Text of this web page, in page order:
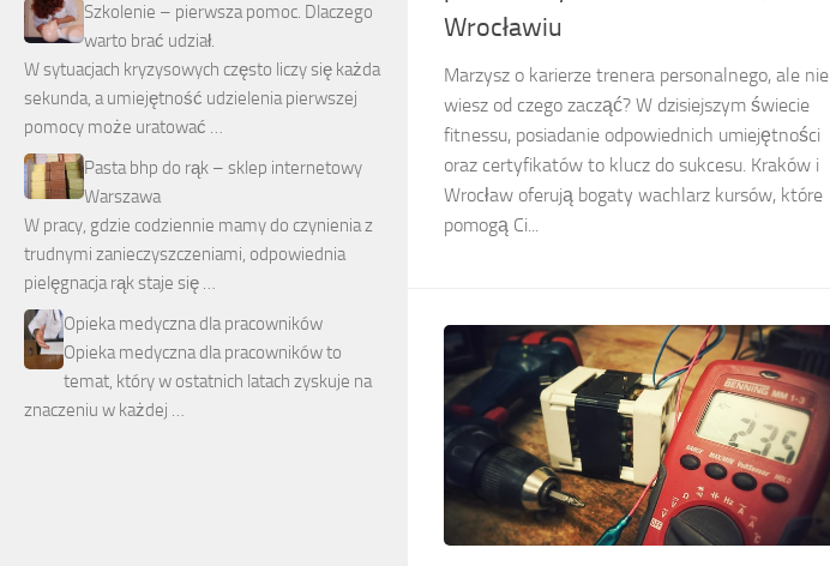
Wrocławiu
Marzysz o karierze trenera personalnego, ale nie
wiesz od czego zacząć? W dzisiejszym świecie
fitnessu, posiadanie odpowiednich umiejętności
oraz certyfikatów to klucz do sukcesu. Kraków i
Wrocław oferują bogaty wachlarz kursów, które
pomogą Ci...
Szkolenie – pierwsza pomoc. Dlaczego
warto brać udział.
W sytuacjach kryzysowych często liczy się każda
sekunda, a umiejętność udzielenia pierwszej
pomocy może uratować …
Pasta bhp do rąk – sklep internetowy
Warszawa
W pracy, gdzie codziennie mamy do czynienia z
trudnymi zanieczyszczeniami, odpowiednia
pielęgnacja rąk staje się …
Opieka medyczna dla pracowników
Opieka medyczna dla pracowników to
temat, który w ostatnich latach zyskuje na
znaczeniu w każdej …